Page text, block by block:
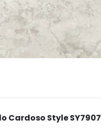
Cardoso Style SY7907